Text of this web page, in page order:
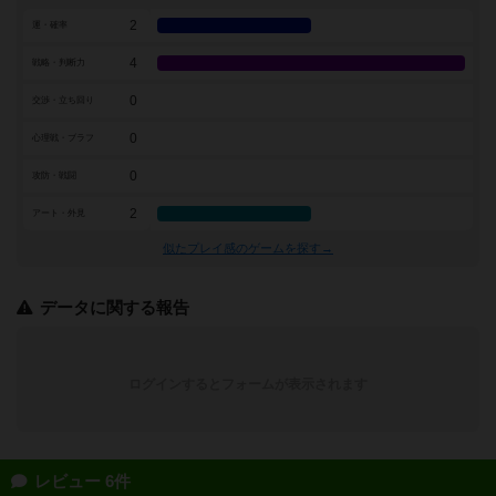
2
戦略・判断力 4
0
0
0
アート・外見 2
似たプレイ感のゲームを探す→
データに関する報告
レビュー 6件